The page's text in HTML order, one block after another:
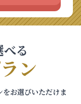
る
ン
お選びいただけま